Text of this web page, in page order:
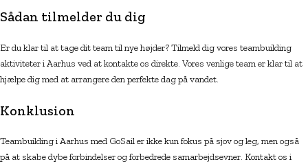
Sådan tilmelder du dig
Er du klar til at tage dit team til nye højder? Tilmeld dig vores teambuilding
aktiviteter i Aarhus ved at kontakte os direkte. Vores venlige team er klar til at
hjælpe dig med at arrangere den perfekte dag på vandet.
Konklusion
Teambuilding i Aarhus med GoSail er ikke kun fokus på sjov og leg, men også
på at skabe dybe forbindelser og forbedrede samarbejdsevner. Kontakt os i